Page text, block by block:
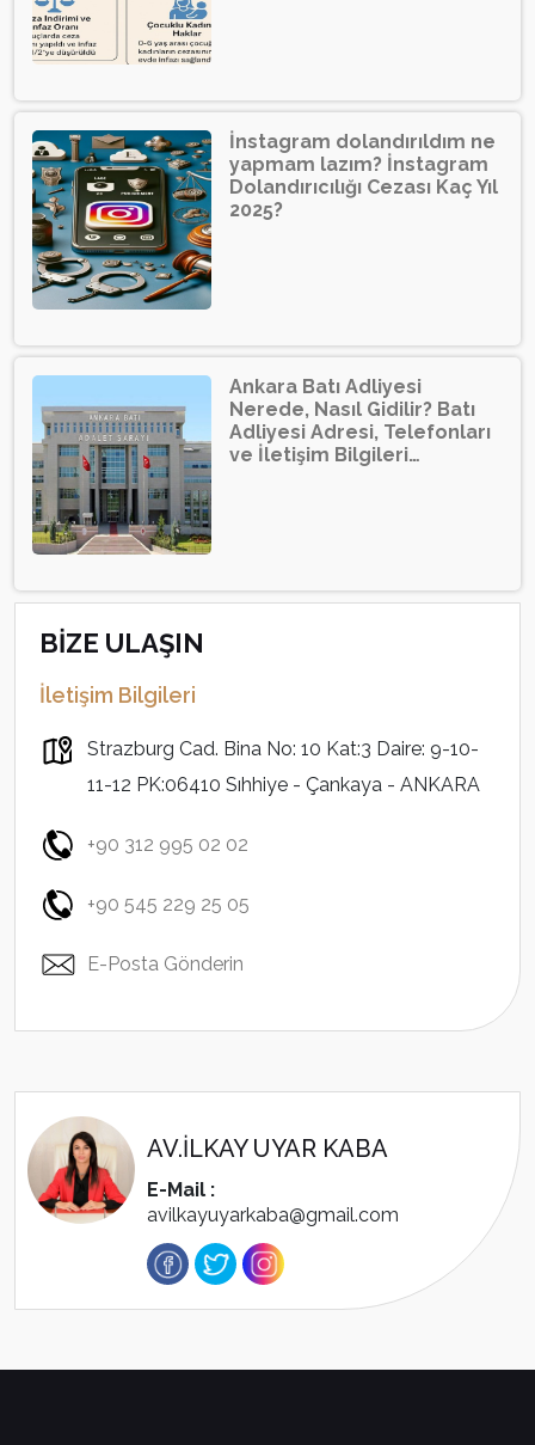
İnstagram dolandırıldım ne
yapmam lazım? İnstagram
Dolandırıcılığı Cezası Kaç Yıl
2025?
Ankara Batı Adliyesi
Nerede, Nasıl Gidilir? Batı
Adliyesi Adresi, Telefonları
ve İletişim Bilgileri…
BİZE ULAŞIN
İletişim Bilgileri
Strazburg Cad. Bina No: 10 Kat:3 Daire: 9-10-
11-12 PK:06410 Sıhhiye - Çankaya - ANKARA
+90 312 995 02 02
+90 545 229 25 05
E-Posta Gönderin
AV.İLKAY UYAR KABA
E-Mail :
avilkayuyarkaba@gmail.com